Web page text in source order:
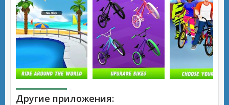
Другие приложения: